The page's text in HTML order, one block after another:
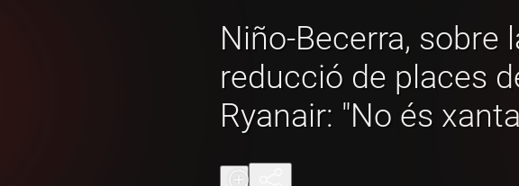
Niño-Becerra, sobre
reducció de places
Ryanair: "No és
és negociació"